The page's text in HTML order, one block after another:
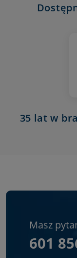
35 lat w
Masz
601